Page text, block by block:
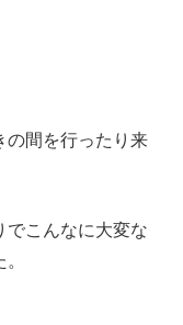
の間を行ったり来
でこんなに大変な